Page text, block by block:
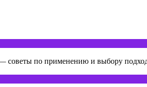
— советы по применению и выбору